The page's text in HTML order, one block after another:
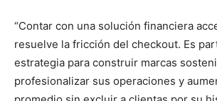
“Contar con una solución financiera
resuelve la fricción del checkout. Es
estrategia para construir marcas
profesionalizar sus operaciones y